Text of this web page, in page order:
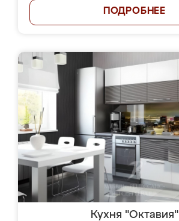
ПОДРОБНЕЕ
Кухня "Октавия"